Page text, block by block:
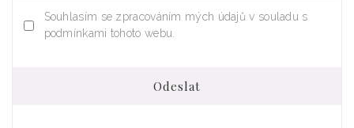
Souhlasím se zpracováním mých údajů v souladu s
podmínkami tohoto webu.
Odeslat